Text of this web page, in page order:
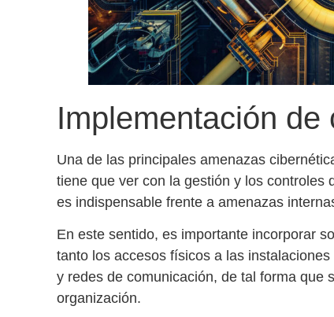
Implementación
Una de las principales amenazas
tiene que ver con la gestión y los controles
es indispensable frente a amenazas
En este sentido, es importante incorporar
tanto los accesos físicos a las
y redes de comunicación, de tal forma que
organización.